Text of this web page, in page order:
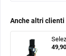
Anche altri clienti